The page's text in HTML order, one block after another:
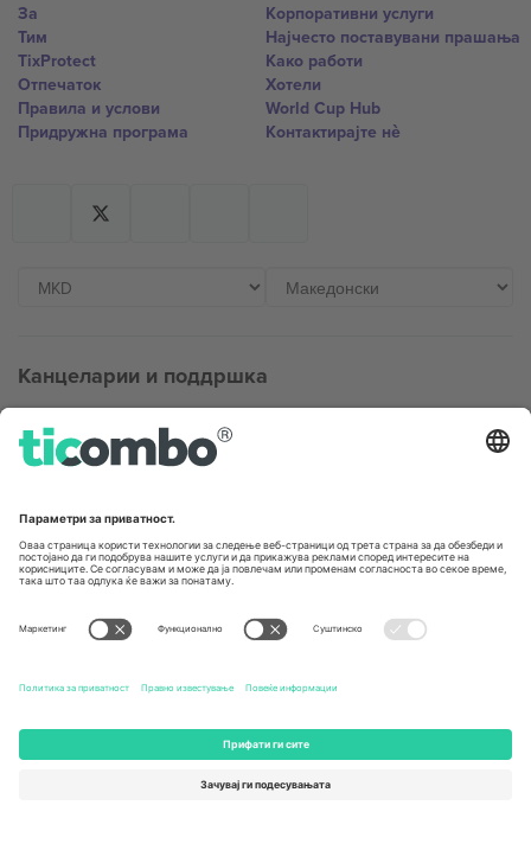
За
Тим
TixProtect
Отпечаток
Правила и услови
Придружна програма
Корпоративни услуги
Најчесто поставувани прашања
Како работи
Хотели
World Cup Hub
Контактирајте нѐ
Канцеларии и поддршка
Germany
Unter den Linden 24, 10117
167 City Road, London, Greater
United States
131 Continental Dr, Suite 305,
Newark, Delaware 19713, United
States
Switzerland
Engelberg, Switzerland
Bulgaria
Regus Sofia City West, bul
United Arab Emirates
UAE Dubai Silicon Oasis, DDP
Building A1, Office 302, Dubai,